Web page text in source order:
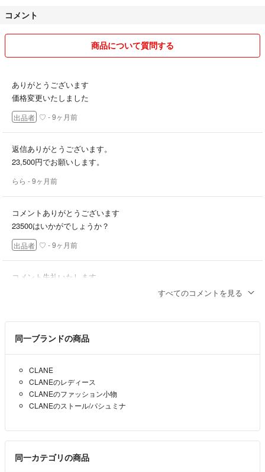
コメント
商品について質問する
ありがとうございます
価格変更いたしました
出品者 ♡ - 9ヶ月前
返信ありがとうございます。
23,500円でお願いします。
らら - 9ヶ月前
コメントありがとうございます
23500はいかがでしょうか？
出品者 ♡ - 9ヶ月前
コメント失礼いたします。
こちらの商品を23,000円でお譲りいただけないでしょうか？ご検討よ
らら- 9ヶ月前
すべてのコメントを見る
同一ブランドの商品
CLANE
CLANEのレディース
CLANEのファッション小物
CLANEのストール/パシュミナ
同一カテゴリの商品